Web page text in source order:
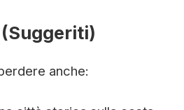
anche: